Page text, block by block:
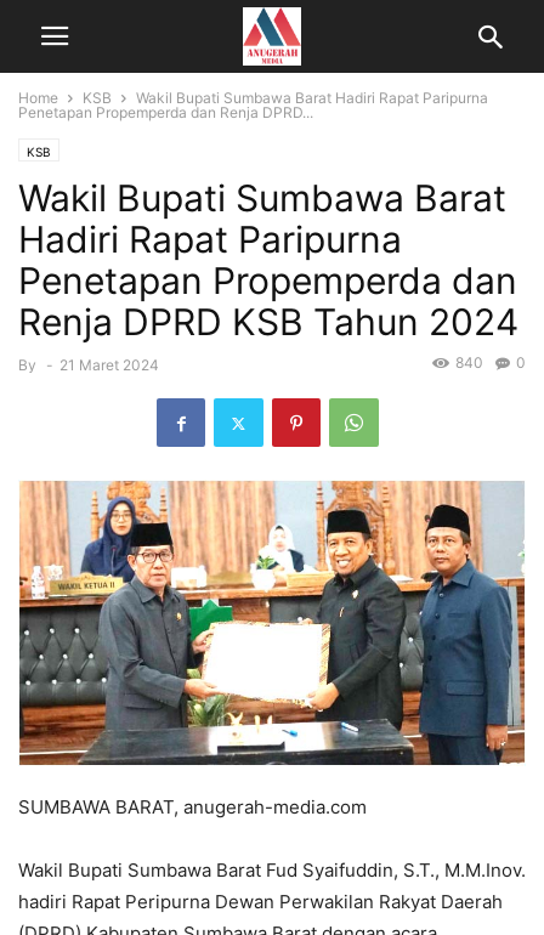
Home KSB
Wakil Bupati Sumbawa Barat Hadiri Rapat Paripurna
Penetapan Propemperda dan Renja DPRD...
KSB
Wakil Bupati Sumbawa Barat
Hadiri Rapat Paripurna
Penetapan Propemperda dan
Renja DPRD KSB Tahun 2024
By - 21 Maret 2024 0
840
SUMBAWA BARAT, anugerah-media.com
Wakil Bupati Sumbawa Barat Fud Syaifuddin, S.T., M.M.Inov.
hadiri Rapat Peripurna Dewan Perwakilan Rakyat Daerah